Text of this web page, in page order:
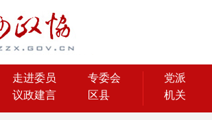
走进委员
专委会
议政建言 区县
党派
机关